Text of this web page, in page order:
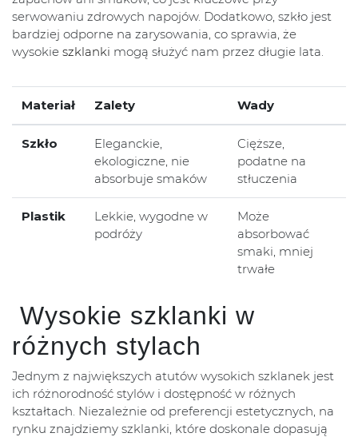
serwowaniu zdrowych napojów. Dodatkowo, szkło jest
bardziej odporne na zarysowania, co sprawia, że
wysokie szklanki mogą służyć nam przez długie lata.
Materiał Zalety Wady
Szkło
Eleganckie,
ekologiczne, nie
absorbuje smaków
Cięższe,
podatne na
stłuczenia
Plastik
Lekkie, wygodne w
podróży
Może
absorbować
smaki, mniej
trwałe
Wysokie szklanki w
różnych stylach
Jednym z największych atutów wysokich szklanek jest
ich różnorodność stylów i dostępność w różnych
kształtach. Niezależnie od preferencji estetycznych, na
rynku znajdziemy szklanki, które doskonale dopasują